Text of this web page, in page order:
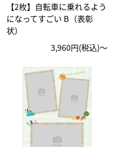
【2枚】自転車に乗れるよう
になってすごい B（表彰
状）
3,960円(税込)〜